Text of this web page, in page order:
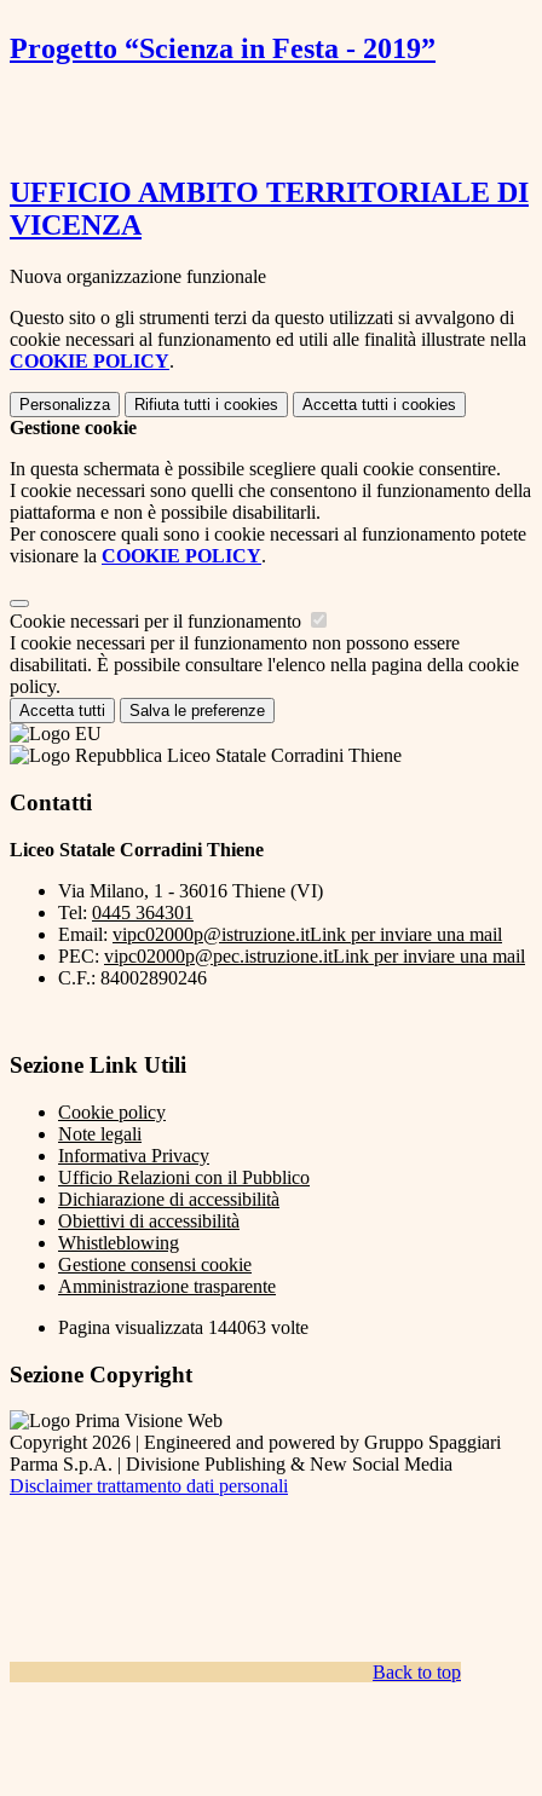
Progetto “Scienza in Festa - 2019”
UFFICIO AMBITO TERRITORIALE DI
VICENZA
Nuova organizzazione funzionale
Questo sito o gli strumenti terzi da questo utilizzati si avvalgono di
cookie necessari al funzionamento ed utili alle finalità illustrate nella
COOKIE POLICY.
Personalizza Rifiuta tutti i cookies Accetta tutti i cookies
Gestione cookie
In questa schermata è possibile scegliere quali cookie consentire.
I cookie necessari sono quelli che consentono il funzionamento della
piattaforma e non è possibile disabilitarli.
Per conoscere quali sono i cookie necessari al funzionamento potete
visionare la COOKIE POLICY.
Cookie necessari per il funzionamento
I cookie necessari per il funzionamento non possono essere
disabilitati. È possibile consultare l'elenco nella pagina della cookie
policy.
Accetta tutti Salva le preferenze
Liceo Statale Corradini Thiene
Contatti
Liceo Statale Corradini Thiene
Via Milano, 1 - 36016 Thiene (VI)
Tel: 0445 364301
Email: vipc02000p@istruzione.itLink per inviare una mail
PEC: vipc02000p@pec.istruzione.itLink per inviare una mail
C.F.: 84002890246
Sezione Link Utili
Cookie policy
Note legali
Informativa Privacy
Ufficio Relazioni con il Pubblico
Dichiarazione di accessibilità
Obiettivi di accessibilità
Whistleblowing
Gestione consensi cookie
Amministrazione trasparente
Pagina visualizzata 144063 volte
Sezione Copyright
Copyright 2026 | Engineered and powered by Gruppo Spaggiari
Parma S.p.A. | Divisione Publishing & New Social Media
Disclaimer trattamento dati personali
Back to top